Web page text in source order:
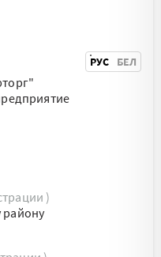
РУС БЕЛ
)